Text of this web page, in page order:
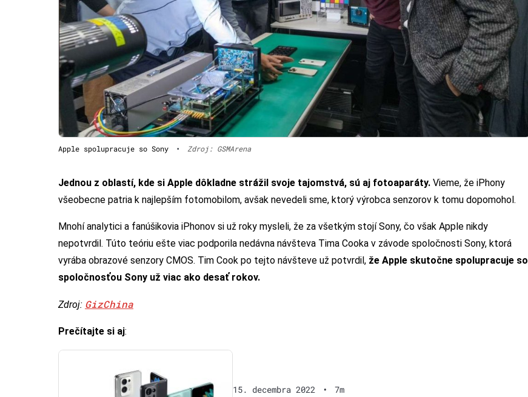
Apple spolupracuje so Sony • Zdroj: GSMArena
Jednou z oblastí, kde si Apple dôkladne strážil svoje tajomstvá, sú aj fotoaparáty. Vieme, že iPhony
všeobecne patria k najlepším fotomobilom, avšak nevedeli sme, ktorý výrobca senzorov k tomu dopomohol.
Mnohí analytici a fanúšikovia iPhonov si už roky mysleli, že za všetkým stojí Sony, čo však Apple nikdy
nepotvrdil. Túto teóriu ešte viac podporila nedávna návšteva Tima Cooka v závode spoločnosti Sony, ktorá
vyrába obrazové senzory CMOS. Tim Cook po tejto návšteve už potvrdil, že Apple skutočne spolupracuje so
spoločnosťou Sony už viac ako desať rokov.
Zdroj: GizChina
Prečítajte si aj:
15. decembra 2022 • 7m